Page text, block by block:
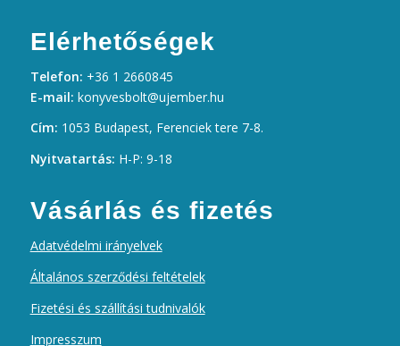
Elérhetőségek
Telefon: +36 1 2660845
E-mail: konyvesbolt@ujember.hu
Cím: 1053 Budapest, Ferenciek tere 7-8.
Nyitvatartás: H-P: 9-18
Vásárlás és fizetés
Adatvédelmi irányelvek
Általános szerződési feltételek
Fizetési és szállítási tudnivalók
Impresszum